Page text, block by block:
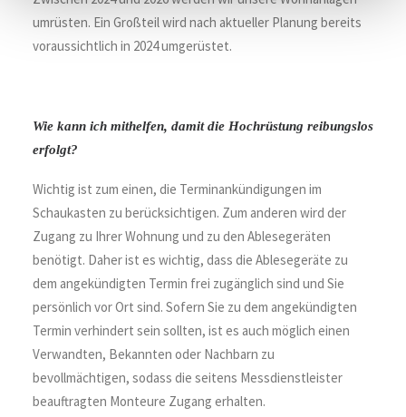
umrüsten. Ein Großteil wird nach aktueller Planung bereits
voraussichtlich in 2024 umgerüstet.
Wie kann ich mithelfen, damit die Hochrüstung reibungslos
erfolgt?
Wichtig ist zum einen, die Terminankündigungen im
Schaukasten zu berücksichtigen. Zum anderen wird der
Zugang zu Ihrer Wohnung und zu den Ablesegeräten
benötigt. Daher ist es wichtig, dass die Ablesegeräte zu
dem angekündigten Termin frei zugänglich sind und Sie
persönlich vor Ort sind. Sofern Sie zu dem angekündigten
Termin verhindert sein sollten, ist es auch möglich einen
Verwandten, Bekannten oder Nachbarn zu
bevollmächtigen, sodass die seitens Messdienstleister
beauftragten Monteure Zugang erhalten.